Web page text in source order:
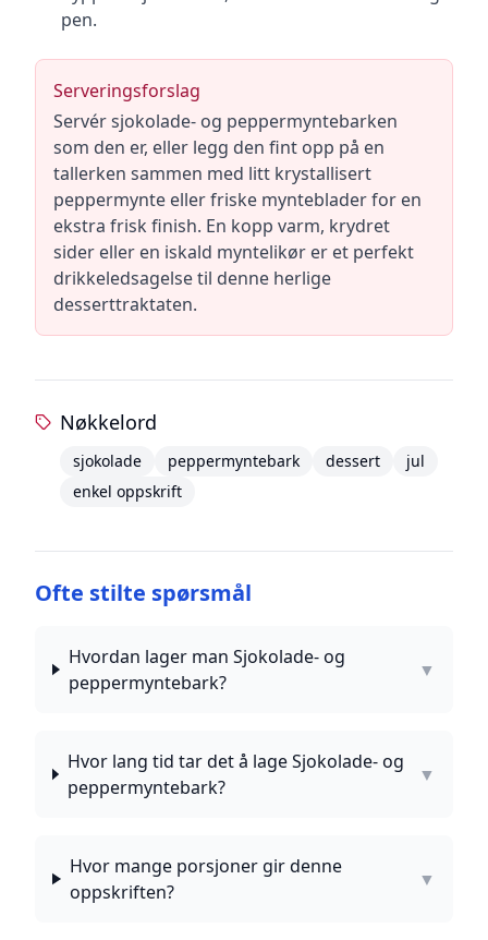
pen.
Serveringsforslag
Servér sjokolade- og peppermyntebarken
som den er, eller legg den fint opp på en
tallerken sammen med litt krystallisert
peppermynte eller friske mynteblader for en
ekstra frisk finish. En kopp varm, krydret
sider eller en iskald myntelikør er et perfekt
drikkeledsagelse til denne herlige
desserttraktaten.
Nøkkelord
sjokolade peppermyntebark dessert
jul
enkel oppskrift
Ofte stilte spørsmål
Hvordan lager man Sjokolade- og
peppermyntebark?
▼
Hvor lang tid tar det å lage Sjokolade- og
peppermyntebark?
▼
Hvor mange porsjoner gir denne
oppskriften?
▼